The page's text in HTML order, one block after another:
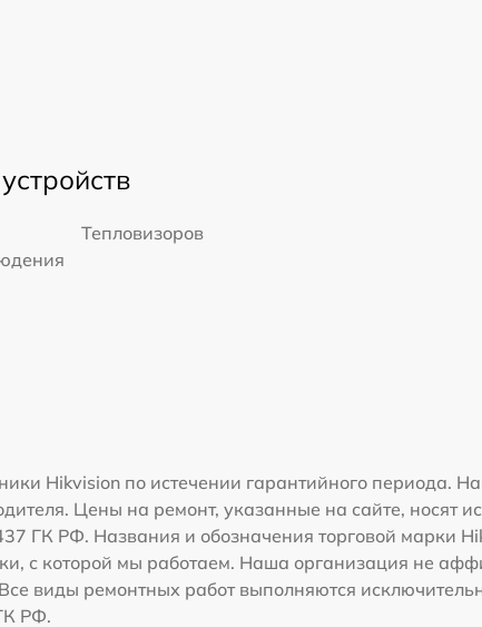
Тепловизоров
Hikvision по истечении гарантийного периода.
Цены на ремонт, указанные на сайте, носят
ГК РФ. Названия и обозначения торговой марки
с которой мы работаем. Наша организация не
виды ремонтных работ выполняются
РФ.